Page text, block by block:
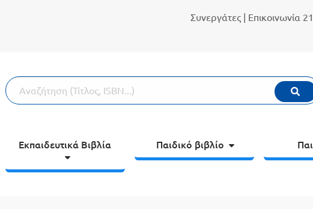
Συνεργάτες| Επικοινωνία
Εκπαιδευτικά Βιβλία Παιδικό βιβλίο